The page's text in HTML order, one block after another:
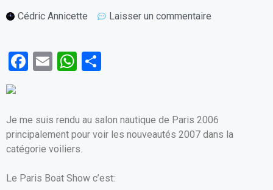
Cédric Annicette Laisser un commentaire
F
b
o
o
k
E
W
s
A
p
p
g
er
Je me suis rendu au salon nautique de Paris 2006
principalement pour voir les nouveautés 2007 dans la
catégorie voiliers.
Le Paris Boat Show c’est: